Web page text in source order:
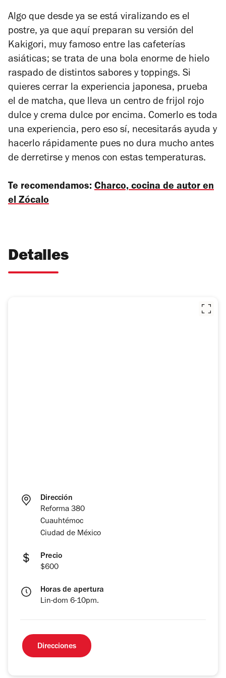
Algo que desde ya se está viralizando es el
postre, ya que aquí preparan su versión del
Kakigori, muy famoso entre las cafeterías
asiáticas; se trata de una bola enorme de hielo
raspado de distintos sabores y toppings. Si
quieres cerrar la experiencia japonesa, prueba
el de matcha, que lleva un centro de frijol rojo
dulce y crema dulce por encima. Comerlo es toda
una experiencia, pero eso sí, necesitarás ayuda y
hacerlo rápidamente pues no dura mucho antes
de derretirse y menos con estas temperaturas.
Te recomendamos: Charco, cocina de autor en
el Zócalo
Detalles
Dirección
Reforma 380
Cuauhtémoc
Ciudad de México
Precio
$600
Horas de apertura
Lin-dom 6-10pm.
Direcciones